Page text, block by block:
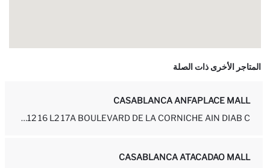
المتاجر الأخرى ذات الصلة
CASABLANCA ANFAPLACE MALL
ANFAPLACE MALL N L12 16 L2 17A BOULEVARD DE LA CORNICHE AIN DIAB C...
CASABLANCA ATACADAO MALL